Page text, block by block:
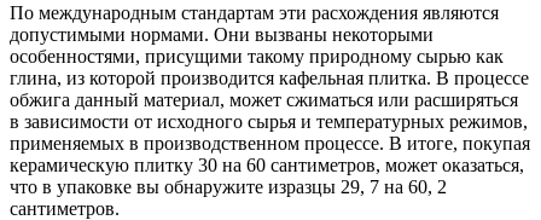
По международным стандартам эти расхождения являются
допустимыми нормами. Они вызваны некоторыми
особенностями, присущими такому природному сырью как
глина, из которой производится кафельная плитка. В процессе
обжига данный материал, может сжиматься или расширяться
в зависимости от исходного сырья и температурных режимов,
применяемых в производственном процессе. В итоге, покупая
керамическую плитку 30 на 60 сантиметров, может оказаться,
что в упаковке вы обнаружите изразцы 29, 7 на 60, 2
сантиметров.